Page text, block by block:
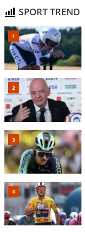
SPORT TREND